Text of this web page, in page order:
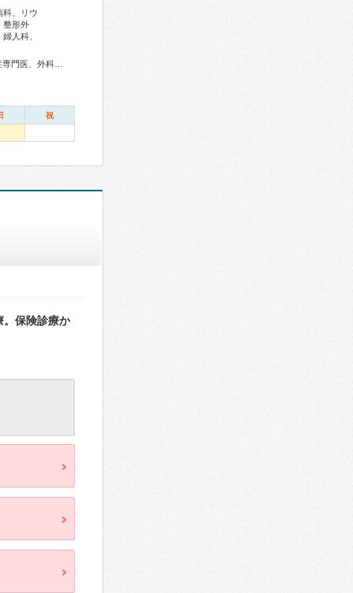
科、リウ
整形外
人科、
祝
。保険診療か